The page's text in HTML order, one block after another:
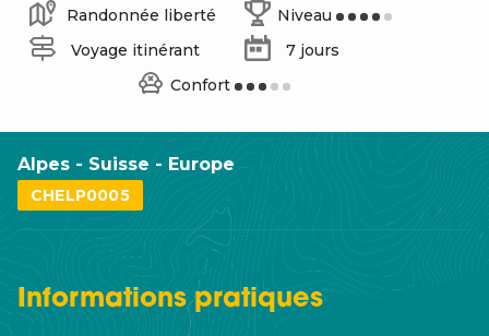
Randonnée liberté
Voyage itinérant
7 jours
Niveau
Confort
Alpes - Suisse - Europe
CHELP0005
Informationspratiques